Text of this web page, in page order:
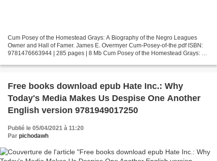
Cum Posey of the Homestead Grays: A Biography of the Negro Leagues
Owner and Hall of Famer. James E. Overmyer Cum-Posey-of-the.pdf ISBN:
9781476663944 | 285 pages | 8 Mb Cum Posey of the Homestead Grays: A
Free books download epub Hate Inc.: Why
Today's Media Makes Us Despise One Another
English version 9781949017250
Publié le 05/04/2021 à 11:20
Par pichodawh